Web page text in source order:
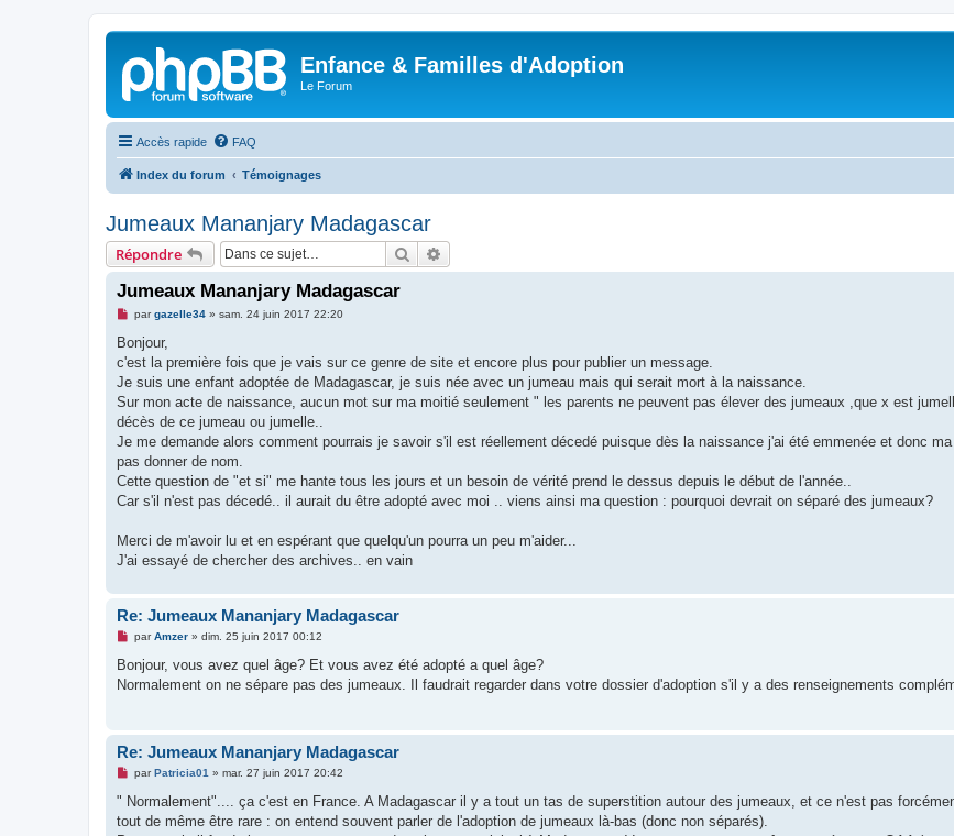
Enfance & Familles d'Adoption
Le Forum
Accès rapide FAQ
Index du forum Témoignages
Jumeaux Mananjary Madagascar
Répondre Rechercher
Jumeaux Mananjary Madagascar
M
s
a
g
n
o
l
u
pargazelle34» sam. 24 juin 2017 22:20
Bonjour,
c'est la première fois que je vais sur ce genre de site et encore plus pour publier un message.
Je suis une enfant adoptée de Madagascar, je suis née avec un jumeau mais qui serait mort à la naissance.
Sur mon acte de naissance, aucun mot sur ma moitié seulement " les parents ne peuvent pas élever des jumeaux ,que x est
décès de ce jumeau ou jumelle..
Je me demande alors comment pourrais je savoir s'il est réellement décedé puisque dès la naissance j'ai été emmenée et donc
pas donner de nom.
Cette question de "et si" me hante tous les jours et un besoin de vérité prend le dessus depuis le début de l'année..
Car s'il n'est pas décedé.. il aurait du être adopté avec moi .. viens ainsi ma question : pourquoi devrait on séparé des jumeaux?
Merci de m'avoir lu et en espérant que quelqu'un pourra un peu m'aider...
J'ai essayé de chercher des archives.. en vain
Re: Jumeaux Mananjary Madagascar
M
s
a
n
u
parAmzer» dim. 25 juin 2017 00:12
Bonjour, vous avez quel âge? Et vous avez été adopté a quel âge?
Normalement on ne sépare pas des jumeaux. Il faudrait regarder dans votre dossier d'adoption s'il y a des renseignements
Re: Jumeaux Mananjary Madagascar
M
s
a
parPatricia01 » mar. 27 juin 2017 20:42
" Normalement".... ça c'est en France. A Madagascar il y a tout un tas de superstition autour des jumeaux, et ce n'est pas
tout de même être rare : on entend souvent parler de l'adoption de jumeaux là-bas (donc non séparés).